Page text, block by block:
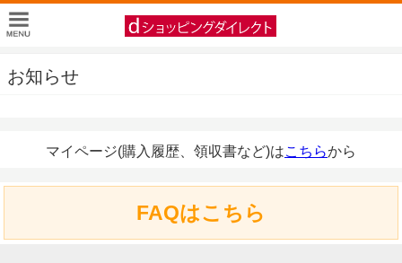
お知らせ
マイページ(購入履歴、領収書など)はこちらから
FAQはこちら